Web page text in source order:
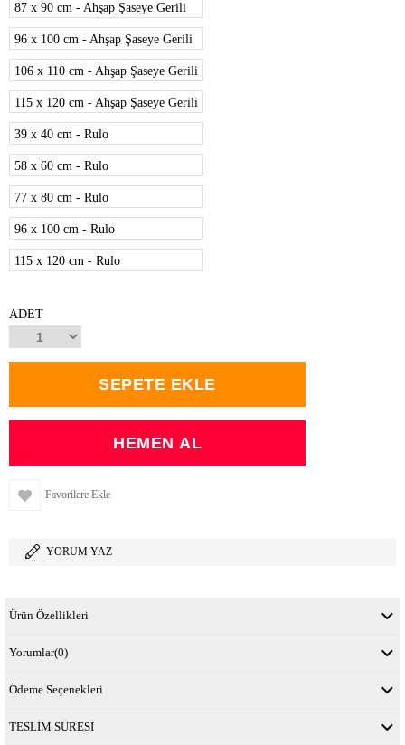
87 x 90 cm - Ahşap Şaseye Gerili
96 x 100 cm - Ahşap Şaseye Gerili
106 x 110 cm - Ahşap Şaseye Gerili
115 x 120 cm - Ahşap Şaseye Gerili
39 x 40 cm - Rulo
58 x 60 cm - Rulo
77 x 80 cm - Rulo
96 x 100 cm - Rulo
115 x 120 cm - Rulo
ADET
Favorilere Ekle
YORUM YAZ
Ürün Özellikleri
Yorumlar(0)
Ödeme Seçenekleri
TESLİM SÜRESİ